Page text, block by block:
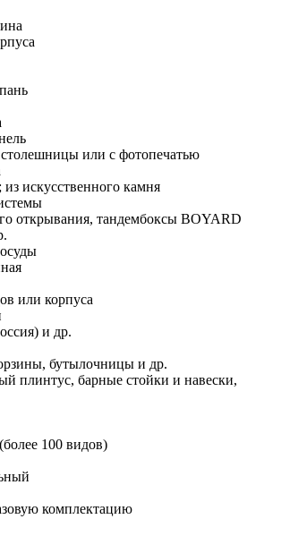
или с фотопечатью
из искусственного камня
открывания, тандембоксы BOYARD
или корпуса
и др.
бутылочницы и др.
плинтус, барные стойки и навески,
100 видов)
комплектацию